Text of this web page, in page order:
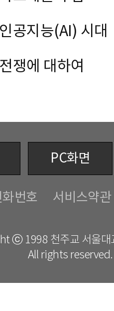
공지능(AI) 시대
쟁에 대하여
PC화면
번호 서비스약관
ⓒ 1998 천주교 서울대
All rights reserved.